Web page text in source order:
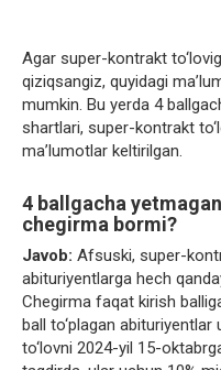
Agar super-kontrakt
qiziqsangiz, quyidagi
mumkin. Bu yerda 4
shartlari, super-kontrakt
ma’lumotlar keltirilgan.
4 ballgacha
chegirma bormi?
Javob: Afsuski, super-
abituriyentlarga hech
Chegirma faqat kirish
ball to‘plagan
to‘lovni 2024-yil 15-